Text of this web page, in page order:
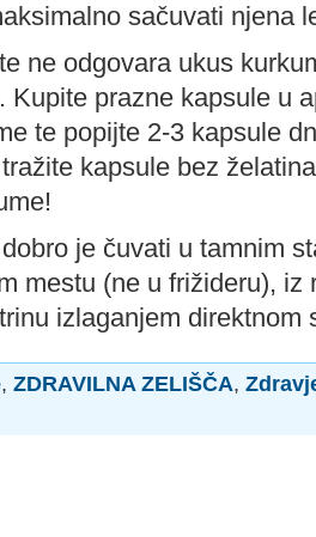
sačuvati njena
ne odgovara ukus
Kupite prazne kapsule u
te popijte 2-3 kapsule
kapsule bez
je čuvati u tamnim
mestu (ne u frižideru), iz
izlaganjem direktnom
, ZDRAVILNA ZELIŠČA,